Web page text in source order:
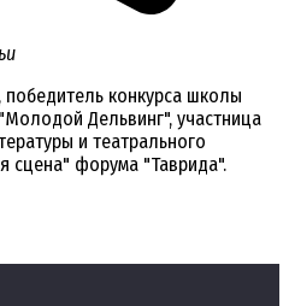
конкурса школы
Дельвинг", участница
и театрального
сцена" форума "Таврида".